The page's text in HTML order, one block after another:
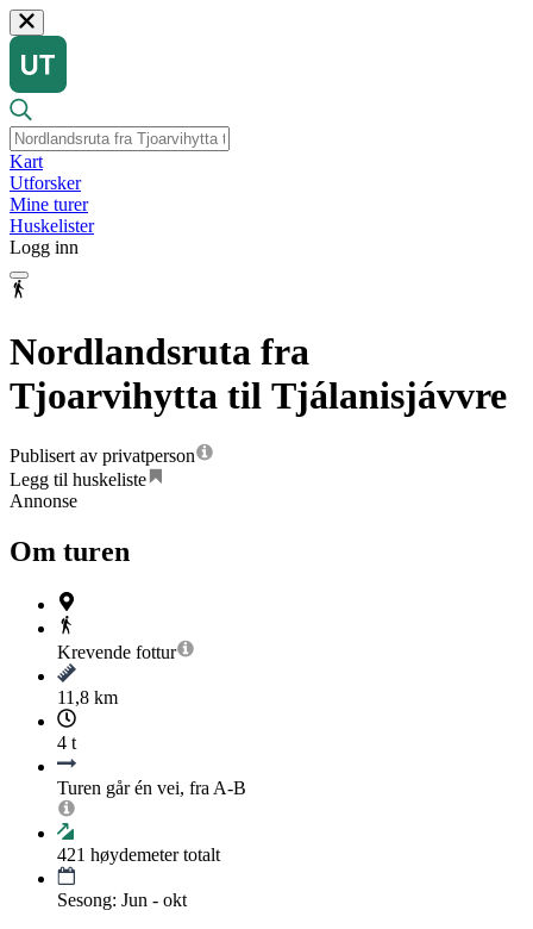
Kart
Utforsker
Mine turer
Huskelister
Logg inn
Nordlandsruta fra
Tjoarvihytta til Tjálanisjávvre
Publisert av privatperson
Legg til huskeliste
Annonse
Om turen
Krevende fottur
11,8 km
4 t
Turen går én vei, fra A-B
421 høydemeter totalt
Sesong: Jun - okt